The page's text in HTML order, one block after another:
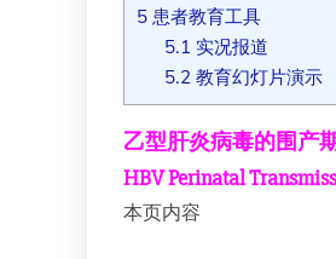
5 患者教育工具
5.1 实况报道
5.2教育幻灯片演示
乙型肝炎病毒的围产
HBV Perinatal
本页内容